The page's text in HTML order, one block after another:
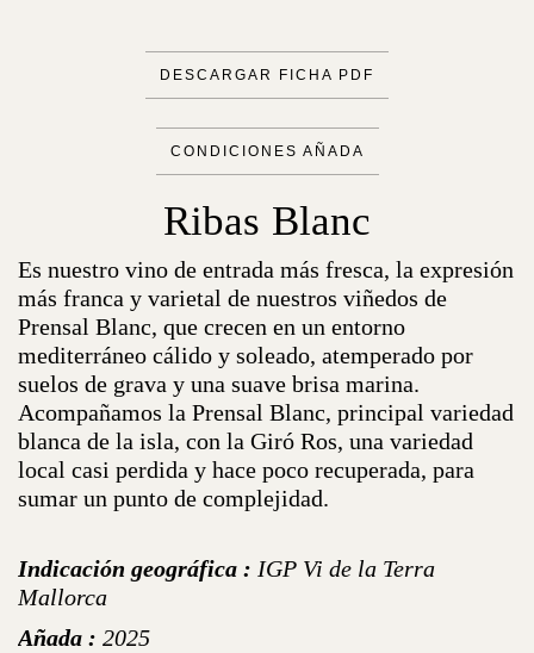
DESCARGAR FICHA PDF
CONDICIONES AÑADA
Ribas Blanc
Es nuestro vino de entrada más fresca, la expresión
más franca y varietal de nuestros viñedos de
Prensal Blanc, que crecen en un entorno
mediterráneo cálido y soleado, atemperado por
suelos de grava y una suave brisa marina.
Acompañamos la Prensal Blanc, principal variedad
blanca de la isla, con la Giró Ros, una variedad
local casi perdida y hace poco recuperada, para
sumar un punto de complejidad.
Indicación geográfica : IGP Vi de la Terra
Mallorca
Añada : 2025